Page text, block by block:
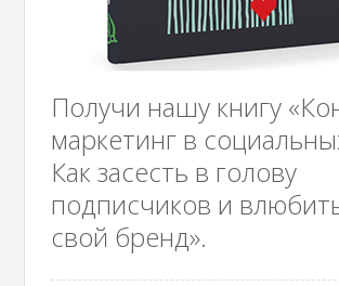
Получи нашу книгу
маркетинг в
Как засесть в голову
подписчиков и
свой бренд».